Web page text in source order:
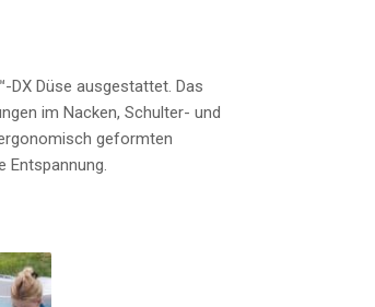
Düse ausgestattet. Das
im Nacken, Schulter- und
geformten
Entspannung.